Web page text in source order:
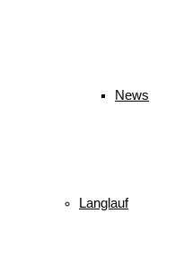
News
Langlauf